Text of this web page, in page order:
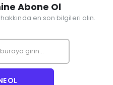
Abone Ol
en son bilgileri alın.